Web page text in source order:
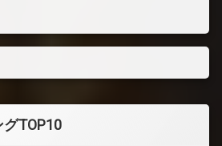
TOP10